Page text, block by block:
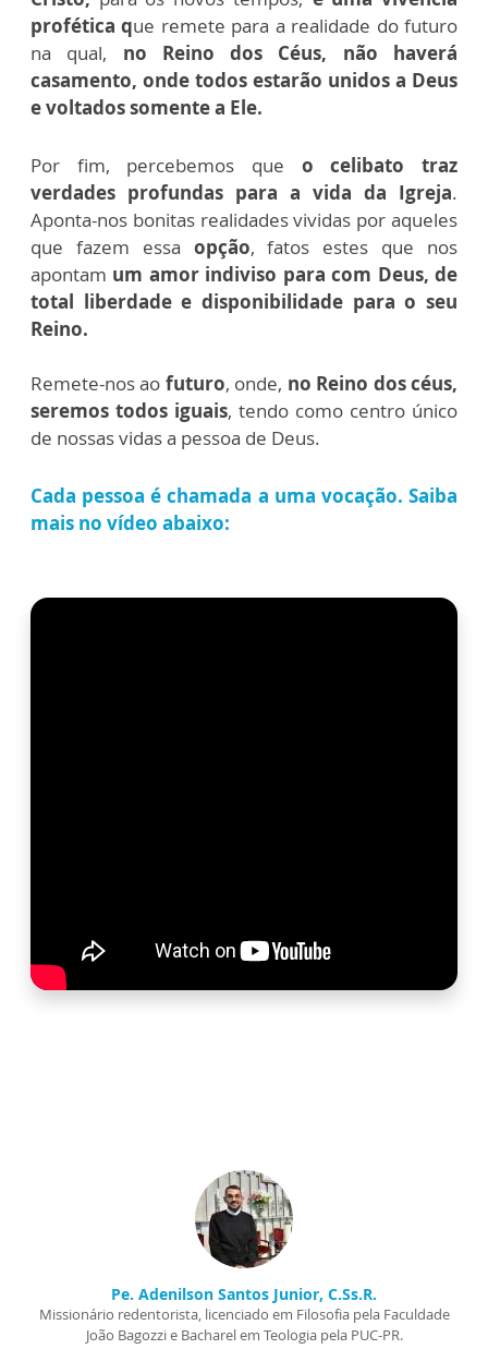
profética que remete para a realidade do futuro
na qual, no Reino dos Céus, não haverá
casamento, onde todos estarão unidos a Deus
e voltados somente a Ele.
Por fim, percebemos que o celibato traz
verdades profundas para a vida da Igreja.
Aponta-nos bonitas realidades vividas por aqueles
que fazem essa opção, fatos estes que nos
apontam um amor indiviso para com Deus, de
total liberdade e disponibilidade para o seu
Reino.
Remete-nos ao futuro, onde, no Reino dos céus,
seremos todos iguais, tendo como centro único
de nossas vidas a pessoa de Deus.
Cada pessoa é chamada a uma vocação. Saiba
mais no vídeo abaixo:
Pe. Adenilson Santos Junior, C.Ss.R.
Missionário redentorista, licenciado em Filosofia pela Faculdade
João Bagozzi e Bacharel em Teologia pela PUC-PR.